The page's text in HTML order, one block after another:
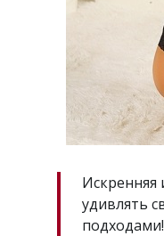
Искренняя
удивлять
подходами!